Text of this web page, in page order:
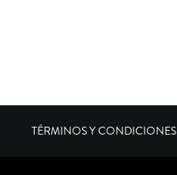
TÉRMINOS Y CONDICIONES